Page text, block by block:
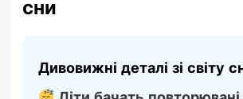
сни
Дивовижні деталі зі світу